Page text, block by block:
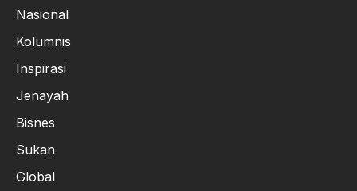
Nasional
Kolumnis
Inspirasi
Jenayah
Bisnes
Sukan
Global